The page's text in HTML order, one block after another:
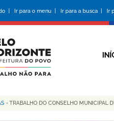
| Ir para o menu | Ir para a busca | Ir
- TRABALHO DO CONSELHO MUNICIPAL